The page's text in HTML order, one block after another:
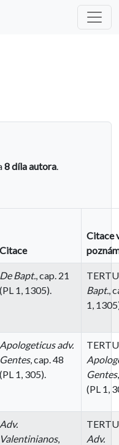
8 díla autora.
Citace
Citace
De Bapt., cap. 21
(PL 1, 1305).
Bapt.,
1,
Apologeticus adv.
Gentes, cap. 48
(PL 1, 305).
Gentes
(PL 1,
Adv.
Valentinianos,
Adv.